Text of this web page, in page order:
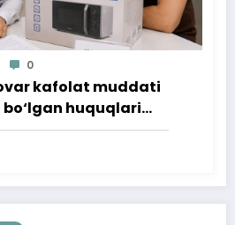
0
kafolat muddati
huquqlari